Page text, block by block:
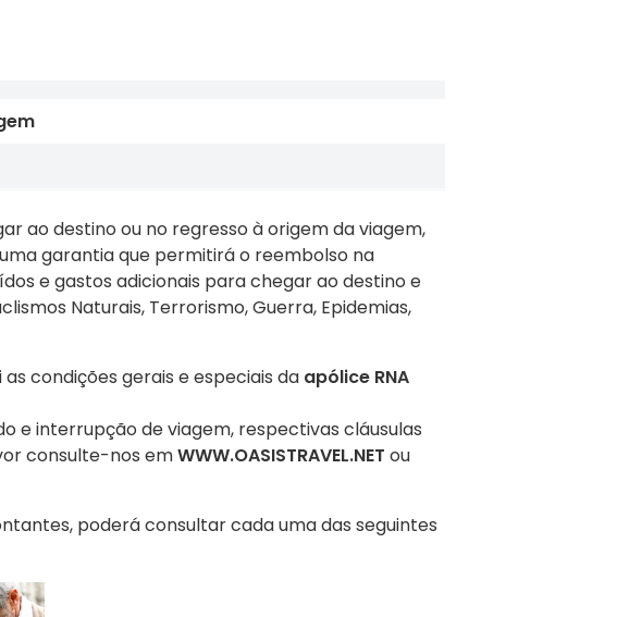
ao destino ou no regresso à origem da viagem,
garantia que permitirá o reembolso na
e gastos adicionais para chegar ao destino e
Naturais, Terrorismo, Guerra, Epidemias,
condições gerais e especiais da apólice RNA
e interrupção de viagem, respectivas cláusulas
consulte-nos emWWW.OASISTRAVEL.NET ou
poderá consultar cada uma das seguintes